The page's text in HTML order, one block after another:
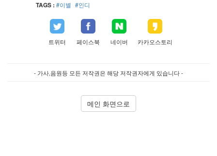
TAGS : #이별 #인디
트위터 페이스북 네이버 카카오스토리
- 가사,음원등 모든 저작권은 해당 저작권자에게 있습니다 -
메인 화면으로